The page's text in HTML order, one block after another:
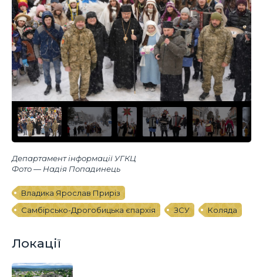
Департамент інформації УГКЦ
Фото — Надія Попадинець
Владика Ярослав Приріз
Самбірсько-Дрогобицька єпархія
ЗСУ Коляда
Локації